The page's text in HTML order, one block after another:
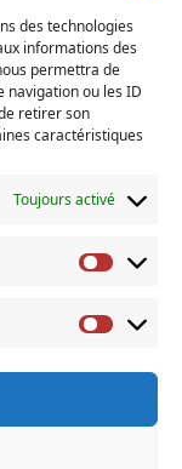
des technologies
informations des
permettra de
navigation ou les ID
retirer son
caractéristiques
Toujours activé
Cookies (UE)